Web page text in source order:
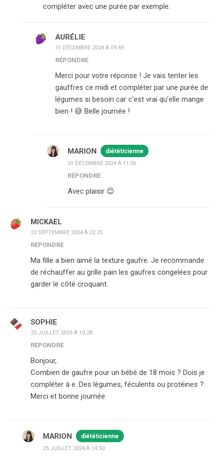
compléter avec une purée par exemple.
AURÉLIE
31 DÉCEMBRE 2024 À 09:49
RÉPONDRE
Merci pour votre réponse ! Je vais tenter les
gauffres ce midi et compléter par une purée de
légumes si besoin car c’est vrai qu’elle mange
bien ! 😅 Belle journée !
MARION diététicienne
31 DÉCEMBRE 2024 À 11:56
RÉPONDRE
Avec plaisir 😊
MICKAEL
22 SEPTEMBRE 2024 À 22:35
RÉPONDRE
Ma fille a bien aimé la texture gaufre. Je recommande
de réchauffer au grille pain les gaufres congelées pour
garder le côté croquant.
SOPHIE
25 JUILLET 2024 À 10:28
RÉPONDRE
Bonjour,
Combien de gaufre pour un bébé de 18 mois ? Dois je
compléter à e. Des légumes, féculents ou protéines ?
Merci et bonne journée
MARION diététicienne
25 JUILLET 2024 À 14:50